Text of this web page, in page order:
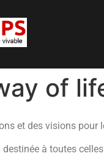
of
et des visions
à toutes